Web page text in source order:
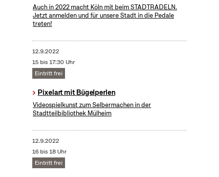
Auch in 2022 macht Köln mit beim STADTRADELN.
Jetzt anmelden und für unsere Stadt in die Pedale
treten!
12.9.2022
15 bis 17:30 Uhr
Eintritt frei
Pixelart mit Bügelperlen
Videospielkunst zum Selbermachen in der
Stadtteilbibliothek Mülheim
12.9.2022
16 bis 18 Uhr
Eintritt frei